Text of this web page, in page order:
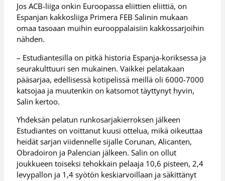
Jos ACB-liiga onkin Euroopassa eliittien eliittiä, on
Espanjan kakkosliiga Primera FEB Salinin mukaan
omaa tasoaan muihin eurooppalaisiin kakkossarjoihin
nähden.
– Estudiantesilla on pitkä historia Espanja-koriksessa ja
seurakulttuuri sen mukainen. Vaikkei pelatakaan
pääsarjaa, edellisessä kotipelissä meillä oli 6000-7000
katsojaa ja muutenkin on katsomot täyttynyt hyvin,
Salin kertoo.
Yhdeksän pelatun runkosarjakierroksen jälkeen
Estudiantes on voittanut kuusi ottelua, mikä oikeuttaa
heidät sarjan viidennelle sijalle Corunan, Alicanten,
Obradoiron ja Palencian jälkeen. Salin on ollut
joukkueen toiseksi tehokkain pelaaja 10,6 pisteen, 2,4
levypallon ja 1,4 syötön keskiarvoillaan ja säkittänyt